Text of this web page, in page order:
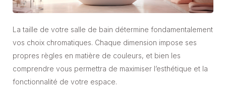
La taille de votre salle de bain détermine fondamentalement
vos choix chromatiques. Chaque dimension impose ses
propres règles en matière de couleurs, et bien les
comprendre vous permettra de maximiser l’esthétique et la
fonctionnalité de votre espace.